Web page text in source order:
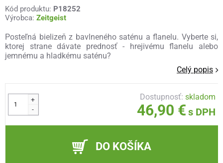
Kód produktu: P18252
Výrobca: Zeitgeist
Posteľná bielizeň z bavlneného saténu a flanelu. Vyberte si,
ktorej strane dávate prednosť - hrejivému flanelu alebo
jemnému a hladkému saténu?
Celý popis
+
-
Dostupnosť:skladom
46,90 € s DPH
DO KOŠÍKA